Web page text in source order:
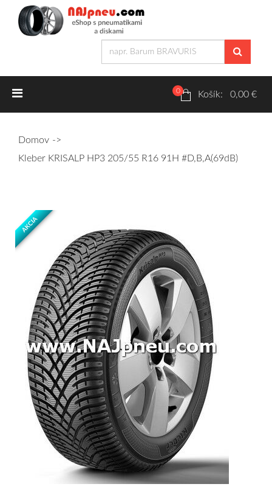
Letné pneumatiky
Zimné pneumatiky
Osobné/crossover + malé úžitkové
SUV/crossover + OFFRoad-ové
Dodávkové + malé úžitkové
Celoročné pneumatiky
Osobné/crossover + malé úžitkové
SUV/crossover + OFFRoad-ové
Dodávkové + malé úžitkové
Disky
Hliníkové / ALU disky / Elektróny
0 Košík: 0,00 €
Domov
Kleber KRISALP HP3 205/55 R16 91H #D,B,A(69dB)
AKCIA